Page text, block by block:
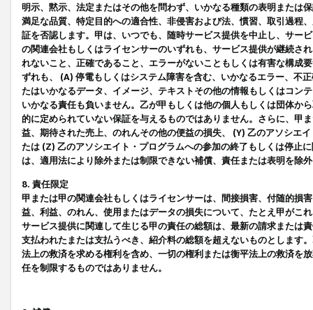
明示、黙示、法定またはその他を問わず、いかなる種類の表明または
満足な品質、特定目的への適合性、非侵害および法、慣習、取引過程
証を否認します。甲は、いつでも、随時サービス提供を中止し、サー
の関連会社もしくはライセンサーのいずれも、サービス提供が継続さ
れないこと、正確であること、エラーがないこともしくは有害な構成
ずれも、 (A) 停電もしくはシステム障害を含む、いかなるエラー、不
たはいかなるデータ、イメージ、テキストその他の情報もしくはコン
いかなる責任も負いません。乙が甲もしくは他の個人もしくは団体か
的に定められていない保証を与えるものではありません。さらに、甲
益、期待された売上、のれんその他の便益の損失、 (Y) 乙のアソシエ
たは (Z) 乙のアソシエイト・プログラムへの参加の終了もしくは停止
は、適用法により除外または制限できない補償、責任または表明を除
8. 責任限定
甲または甲の関連会社もしくはライセンサーは、間接損害、付随的損
益、利益、のれん、使用またはデータの損失について、たとえ甲がこ
サービス提供に関連して生じる甲の責任の総額は、最新の請求または
支払われたまたは支払うべき、紹介料の総額を超えないものとします
法上の救済を求める権利を含め、一切の権利または衡平法上の救済を
任を制限するものではありません。